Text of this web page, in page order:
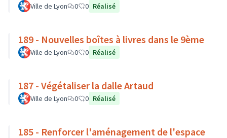
Ville de Lyon 0 0 Réalisé
189 - Nouvelles boîtes à livres dans le 9ème
Ville de Lyon 0 0 Réalisé
187 - Végétaliser la dalle Artaud
Ville de Lyon 0 0 Réalisé
185 - Renforcer l'aménagement de l'espace